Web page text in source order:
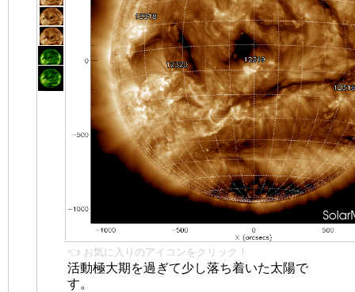
👈 お気に入りのアイコンをクリック！
活動極大期を過ぎて少し落ち着いた太陽で
す。